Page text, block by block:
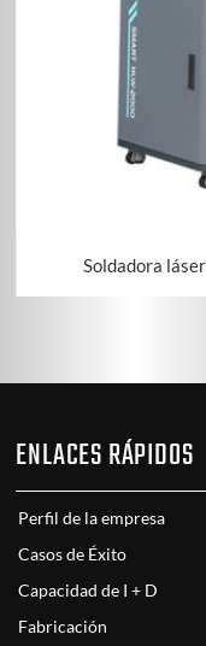
Soldadora
ENLACES RÁPIDOS
Perfil de la empresa
Casos de Éxito
Capacidad de I + D
Fabricación